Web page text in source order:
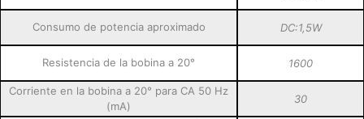
Consumo de potencia aproximado DC:1,5W
Resistencia de la bobina a 20° 1600
Corriente en la bobina a 20° para CA 50 Hz
(mA)
30